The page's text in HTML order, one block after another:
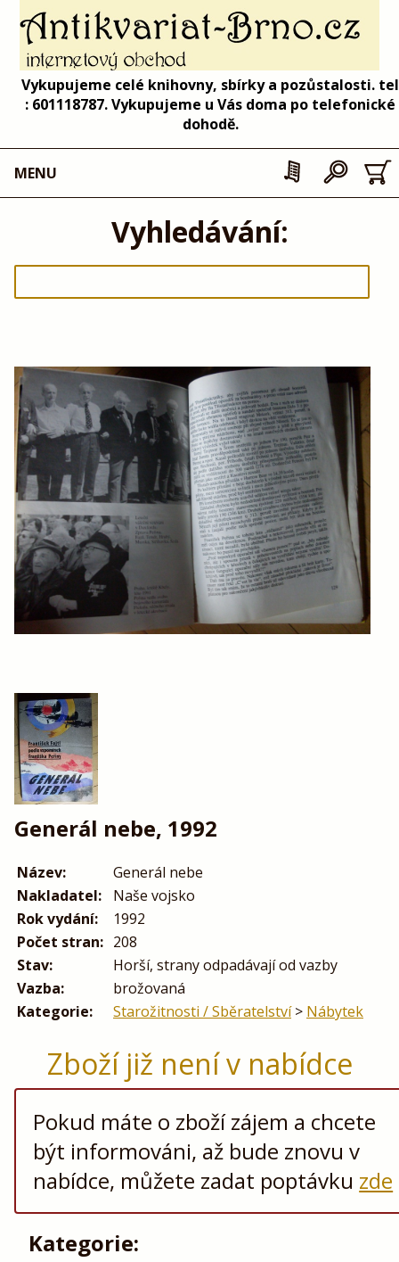
Vykupujeme celé knihovny, sbírky a pozůstalosti. tel
: 601118787. Vykupujeme u Vás doma po telefonické
dohodě.
MENU
Vyhledávání:
Generál nebe, 1992
Název:
Generál nebe
Nakladatel:
Naše vojsko
Rok vydání:
1992
Počet stran: 208
Stav:
Horší, strany odpadávají od vazby
Vazba:
brožovaná
Kategorie:
Starožitnosti / Sběratelství> Nábytek
Zboží již není v nabídce
Pokud máte o zboží zájem a chcete
být informováni, až bude znovu v
nabídce, můžete zadat poptávku zde
Kategorie: